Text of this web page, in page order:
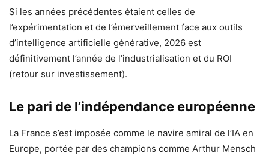
Si les années précédentes étaient celles de
l’expérimentation et de l’émerveillement face aux outils
d’intelligence artificielle générative, 2026 est
définitivement l’année de l’industrialisation et du ROI
(retour sur investissement).
Le pari de l’indépendance européenne
La France s’est imposée comme le navire amiral de l’IA en
Europe, portée par des champions comme Arthur Mensch